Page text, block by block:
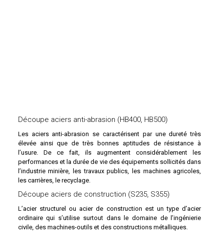
Découpe aciers anti-abrasion (HB400, HB500)
Les aciers anti-abrasion se caractérisent par une dureté très
élevée ainsi que de très bonnes aptitudes de résistance à
l’usure. De ce fait, ils augmentent considérablement les
performances et la durée de vie des équipements sollicités dans
l’industrie minière, les travaux publics, les machines agricoles,
les carrières, le recyclage.
Découpe aciers de construction (S235, S355)
L’acier structurel ouacier de construction est un type d’acier
ordinaire qui s’utilise surtout dans le domaine de l’ingénierie
civile, des machines-outils et des constructions métalliques.